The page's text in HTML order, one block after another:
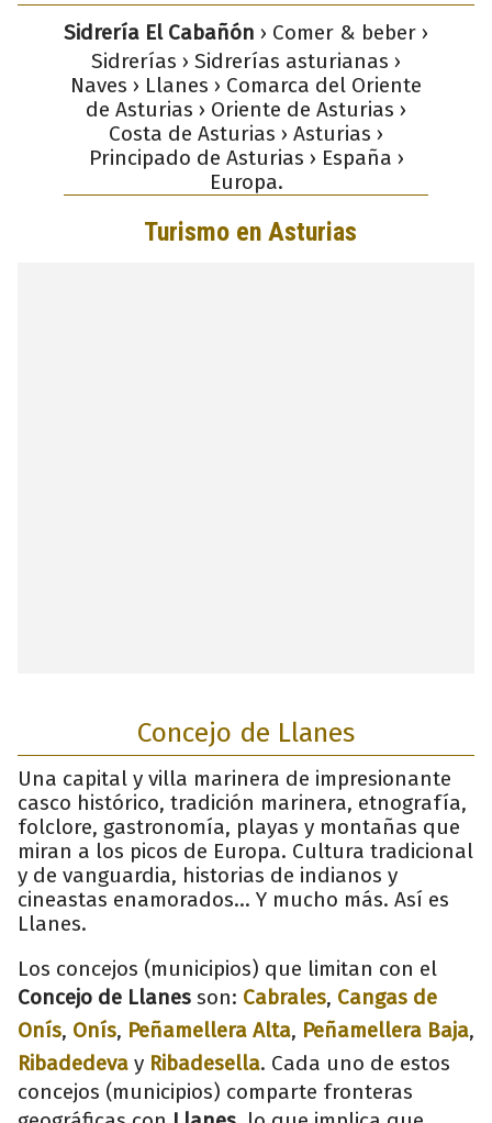
Sidrería El Cabañón › Comer & beber ›
Sidrerías › Sidrerías asturianas ›
Naves › Llanes › Comarca del Oriente
de Asturias › Oriente de Asturias ›
Costa de Asturias › Asturias ›
Principado de Asturias › España ›
Europa.
Concejo de Llanes
Una capital y villa marinera de impresionante
casco histórico, tradición marinera, etnografía,
folclore, gastronomía, playas y montañas que
miran a los picos de Europa. Cultura tradicional
y de vanguardia, historias de indianos y
cineastas enamorados... Y mucho más. Así es
Llanes.
Los concejos (municipios) que limitan con el
Concejo de Llanes son: Cabrales, Cangas de
Onís, Onís, Peñamellera Alta, Peñamellera Baja,
Ribadedeva y Ribadesella. Cada uno de estos
concejos (municipios) comparte fronteras